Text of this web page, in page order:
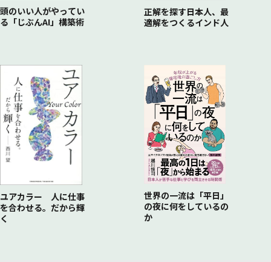
・視点⑤人間関係の構築と維持
世界の一流は「自己否定しない」ことを大事にしている
頭のいい人がやってい
る「じぶんAI」構築術
正解を探す日本人、最
適解をつくるインド人
ユアカラー 人に仕事
を合わせる。だから輝
く
世界の一流は「平日」
の夜に何をしているの
か